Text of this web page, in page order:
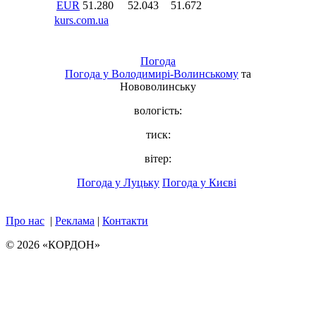
Погода
Погода у Володимирі-Волинському та
Нововолинську
вологість:
тиск:
вітер:
Погода у Луцьку Погода у Києві
Про нас | Реклама | Контакти
© 2026 «КОРДОН»